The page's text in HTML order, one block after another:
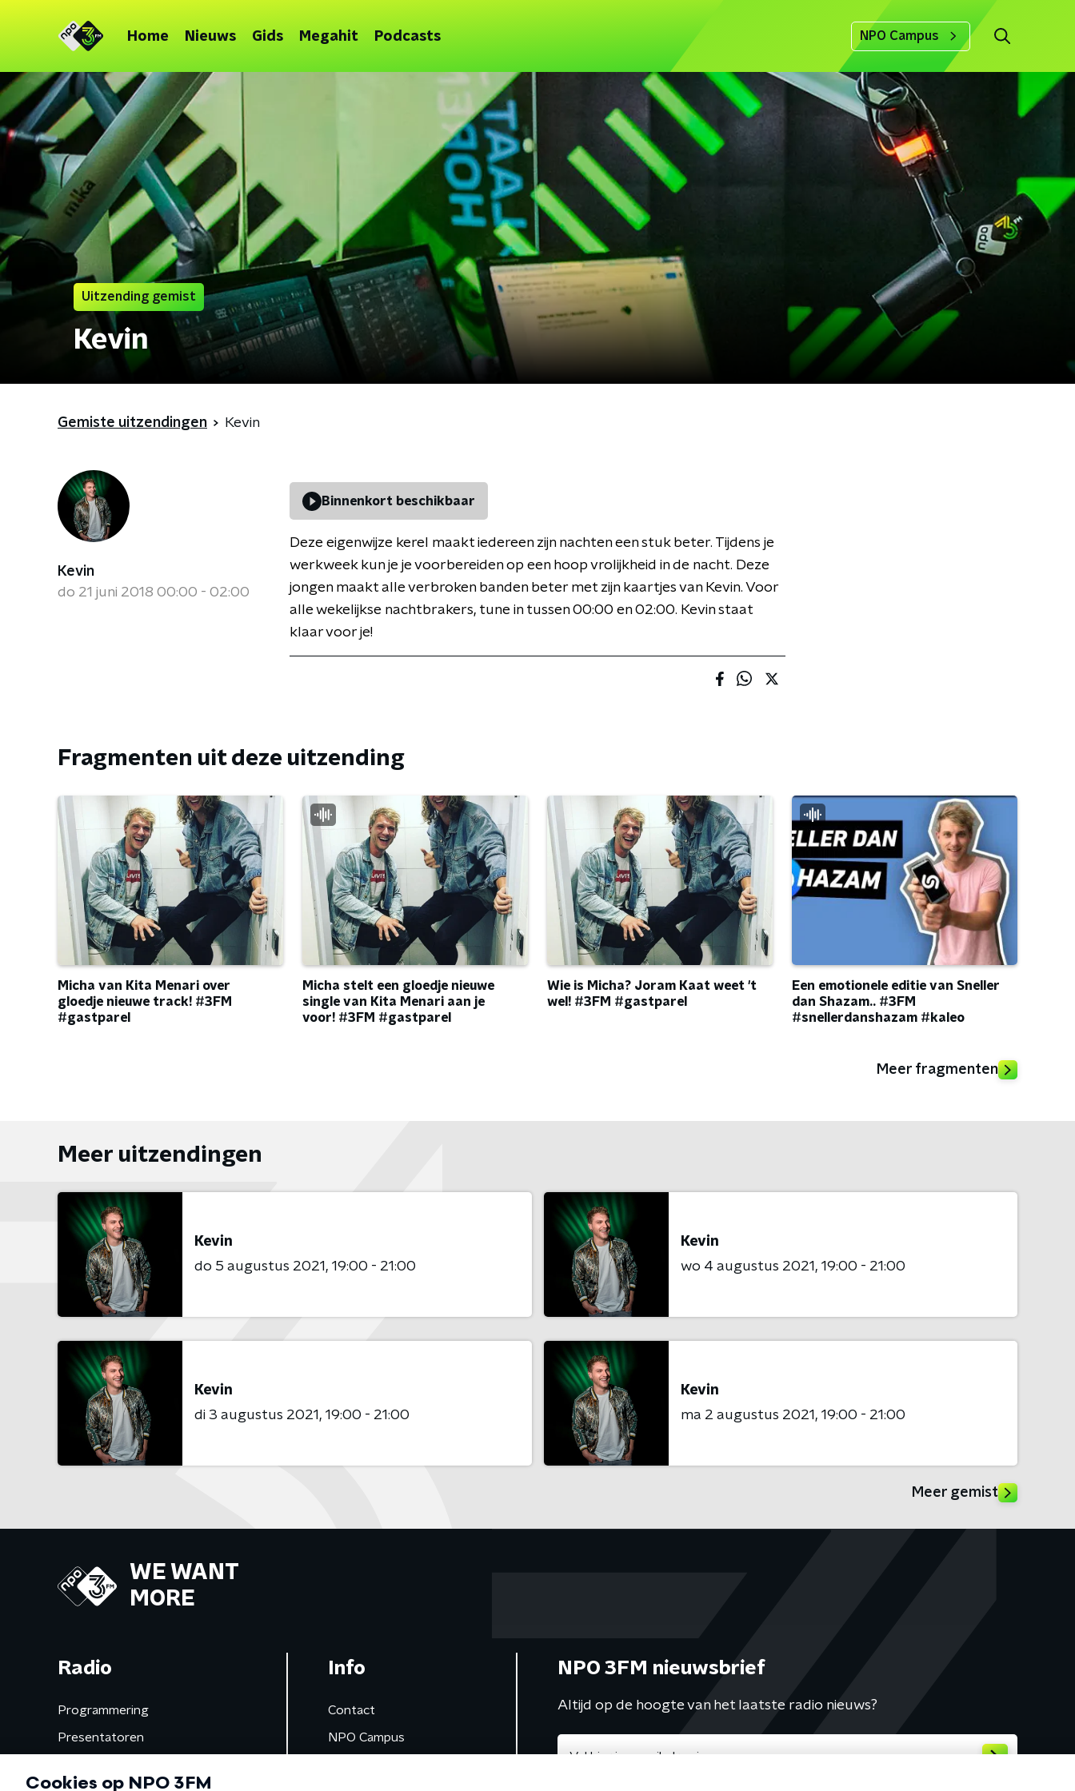
Home Nieuws Gids Megahit Podcasts NPO Campus
Uitzending gemist
Kevin
Gemiste uitzendingen Kevin
Kevin
do 21 juni 2018 00:00 - 02:00
Binnenkort beschikbaar
Deze eigenwijze kerel maakt iedereen zijn nachten een stuk beter. Tijdens je
werkweek kun je je voorbereiden op een hoop vrolijkheid in de nacht. Deze
jongen maakt alle verbroken banden beter met zijn kaartjes van Kevin. Voor
alle wekelijkse nachtbrakers, tune in tussen 00:00 en 02:00. Kevin staat
klaar voor je!
Fragmenten uit deze uitzending
Micha van Kita Menari over
gloedje nieuwe track! #3FM
#gastparel
Micha stelt een gloedje nieuwe
single van Kita Menari aan je
voor! #3FM #gastparel
Wie is Micha? Joram Kaat weet 't
wel! #3FM #gastparel
Een emotionele editie van Sneller
dan Shazam.. #3FM
#snellerdanshazam #kaleo
Meer fragmenten
Meer uitzendingen
Kevin
do 5 augustus 2021
19:00 - 21:00
Kevin
wo 4 augustus 2021
19:00 - 21:00
Kevin
di 3 augustus 2021
19:00 - 21:00
Kevin
ma 2 augustus 2021
19:00 - 21:00
Meer gemist
WE WANT
MORE
Radio
Programmering
Presentatoren
Info
Contact
NPO Campus
NPO 3FM nieuwsbrief
Altijd op de hoogte van het laatste radio nieuws?